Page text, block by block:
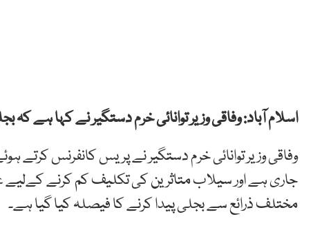
اسلام آباد: وفاقی وزیر توانائی خرم دستگیر نے کہا ہے
وفاقی وزیر توانائی خرم دستگیر نے پریس کانفرنس کرتے
جاری ہے اور سیلاب متاثرین کی تکلیف کم کرنے کےلیے
مختلف ذرائع سے بجلی پیدا کرنے کا فیصلہ کیا گیا ہے۔